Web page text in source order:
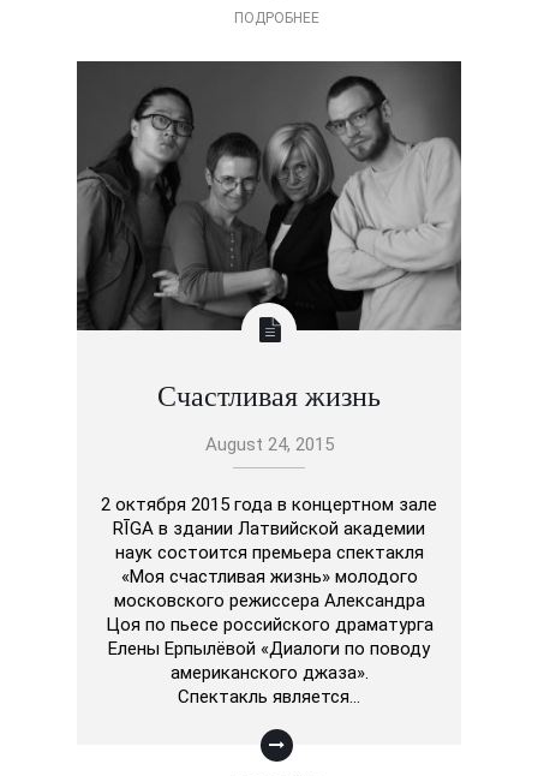
ПОДРОБНЕЕ
Счастливая жизнь
August 24, 2015
2 октября 2015 года в концертном зале
RĪGA в здании Латвийской академии
наук состоится премьера спектакля
«Моя счастливая жизнь» молодого
московского режиссера Александра
Цоя по пьесе российского драматурга
Елены Ерпылёвой «Диалоги по поводу
американского джаза».
Спектакль является…